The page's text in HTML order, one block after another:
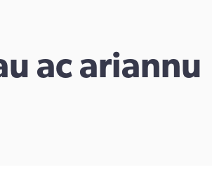
ac ariannu